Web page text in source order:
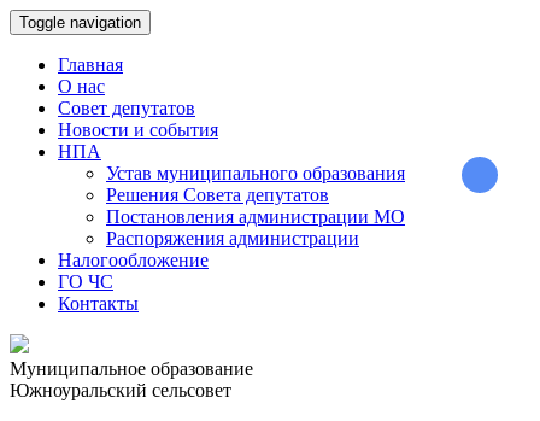
Toggle navigation
Главная
О нас
Совет депутатов
Новости и события
НПА
Устав муниципального образования
Решения Совета депутатов
Постановления администрации МО
Распоряжения администрации
Налогообложение
ГО ЧС
Контакты
Муниципальное образование
Южноуральский сельсовет